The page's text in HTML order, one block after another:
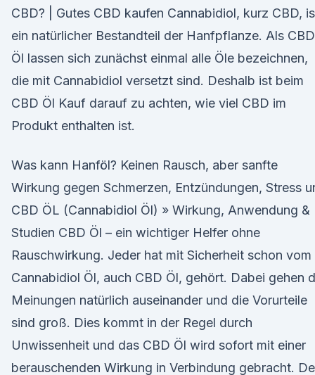
CBD? | Gutes CBD kaufen Cannabidiol, kurz CBD,
ein natürlicher Bestandteil der Hanfpflanze. Als CBD
Öl lassen sich zunächst einmal alle Öle bezeichnen,
die mit Cannabidiol versetzt sind. Deshalb ist beim
CBD Öl Kauf darauf zu achten, wie viel CBD im
Produkt enthalten ist.
Was kann Hanföl? Keinen Rausch, aber sanfte
Wirkung gegen Schmerzen, Entzündungen, Stress
CBD ÖL (Cannabidiol Öl) » Wirkung, Anwendung &
Studien CBD Öl – ein wichtiger Helfer ohne
Rauschwirkung. Jeder hat mit Sicherheit schon vom
Cannabidiol Öl, auch CBD Öl, gehört. Dabei gehen
Meinungen natürlich auseinander und die Vorurteile
sind groß. Dies kommt in der Regel durch
Unwissenheit und das CBD Öl wird sofort mit einer
berauschenden Wirkung in Verbindung gebracht.